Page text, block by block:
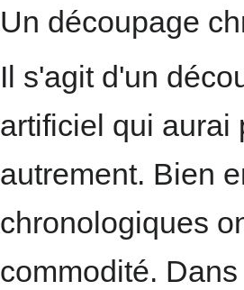
Un découpage
Il s'agit d'un
artificiel qui aurai
autrement. Bien
chronologiques
commodité.